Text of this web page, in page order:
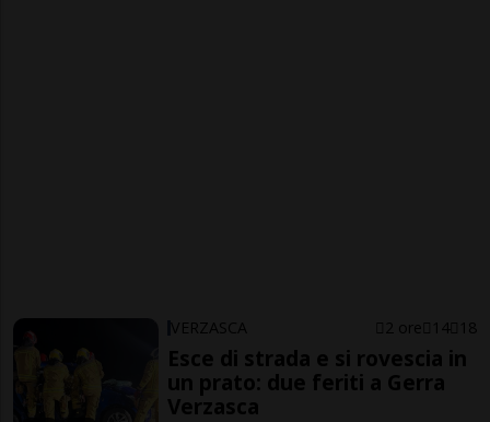
VERZASCA 2 ore 14 18
Esce di strada e si rovescia in
un prato: due feriti a Gerra
Verzasca